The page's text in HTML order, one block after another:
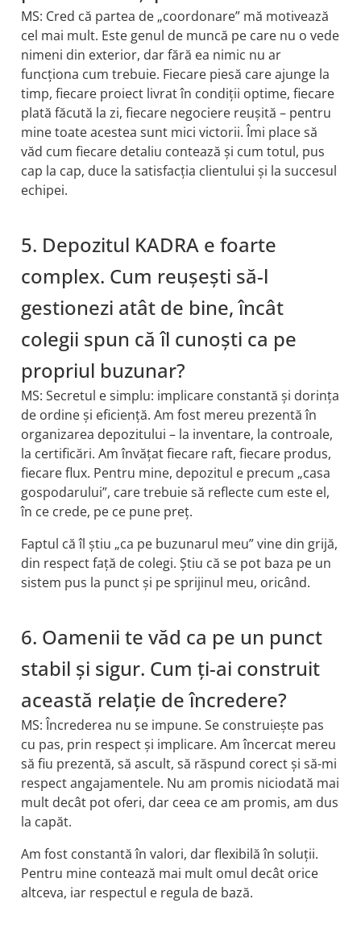
MS: Cred că partea de „coordonare” mă motivează
cel mai mult. Este genul de muncă pe care nu o vede
nimeni din exterior, dar fără ea nimic nu ar
funcționa cum trebuie. Fiecare piesă care ajunge la
timp, fiecare proiect livrat în condiții optime, fiecare
plată făcută la zi, fiecare negociere reușită – pentru
mine toate acestea sunt mici victorii. Îmi place să
văd cum fiecare detaliu contează și cum totul, pus
cap la cap, duce la satisfacția clientului și la succesul
echipei.
5. Depozitul KADRA e foarte
complex. Cum reușești să-l
gestionezi atât de bine, încât
colegii spun că îl cunoști ca pe
propriul buzunar?
MS: Secretul e simplu: implicare constantă și dorința
de ordine și eficiență. Am fost mereu prezentă în
organizarea depozitului – la inventare, la controale,
la certificări. Am învățat fiecare raft, fiecare produs,
fiecare flux. Pentru mine, depozitul e precum „casa
gospodarului”, care trebuie să reflecte cum este el,
în ce crede, pe ce pune preț.
Faptul că îl știu „ca pe buzunarul meu” vine din grijă,
din respect față de colegi. Știu că se pot baza pe un
sistem pus la punct și pe sprijinul meu, oricând.
6. Oamenii te văd ca pe un punct
stabil și sigur. Cum ți-ai construit
această relație de încredere?
MS: Încrederea nu se impune. Se construiește pas
cu pas, prin respect și implicare. Am încercat mereu
să fiu prezentă, să ascult, să răspund corect și să-mi
respect angajamentele. Nu am promis niciodată mai
mult decât pot oferi, dar ceea ce am promis, am dus
la capăt.
Am fost constantă în valori, dar flexibilă în soluții.
Pentru mine contează mai mult omul decât orice
altceva, iar respectul e regula de bază.